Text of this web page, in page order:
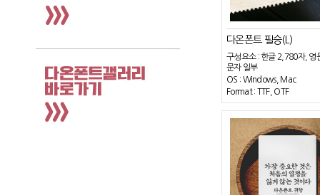
다온폰트 필승(L)
구성요소 : 한글 2,780자, 영
문자 일부
OS : Windows, Mac
Format : TTF, OTF